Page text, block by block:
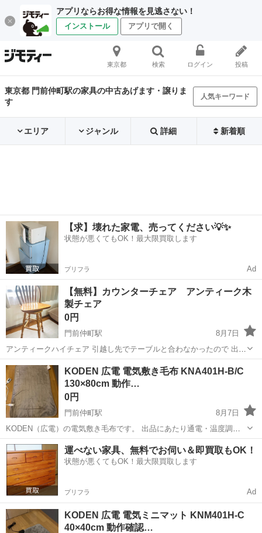
アプリならお得な情報を見逃さない！
インストール アプリで開く
東京都 検索 ログイン 投稿
東京都 門前仲町駅の家具の中古あげます・譲りま
す
人気キーワード
エリア ジャンル 詳細 新着順
【求】壊れた家電、売ってください💡✨
状態が悪くてもOK！最大限買取します
プリフラ Ad
【無料】カウンターチェア アンティーク木
製チェア
0円
門前仲町駅
8月7日
アンティークハイチェア 引越し先でテーブルと合わなかったので 出品
させていただきます ※引き取りのみ サイズ（素人測定です） 横幅
（座面）44cm 高さ113cm 奥行44cm 座面までの高さ75cm 譲りうけた
ものな...
東京 江東区 門前仲町駅 椅子 ウィンザーチェア
KODEN 広電 電気敷き毛布 KNA401H-B/C
130×80cm 動作…
0円
門前仲町駅
8月7日
KODEN（広電）の電気敷き毛布です。 出品にあたり通電・温度調節
の動作を確認済みです。 【商品情報】 ・メーカー：KODEN（広電）
・型番：KNA401H-B/C ・サイズ：約130×80cm ・定格：AC100V ...
東京 江東区 門前仲町駅 寝具
運べない家具、無料でお伺い＆即買取もOK！
状態が悪くてもOK！最大限買取します
プリフラ Ad
KODEN 広電 電気ミニマット KNM401H-C
40×40cm 動作確認…